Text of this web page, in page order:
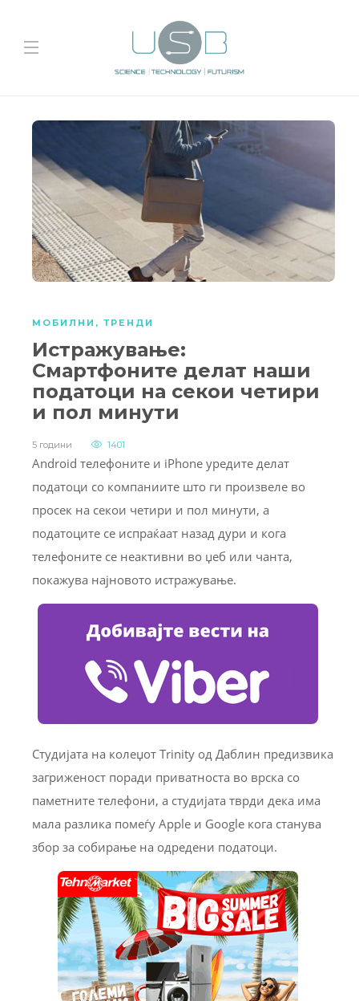
МОБИЛНИ , ТРЕНДИ
Истражување:
Смартфоните делат наши
податоци на секои четири
и пол минути
5 години 1401
Android телефоните и iPhone уредите делат
податоци со компаниите што ги произвеле во
просек на секои четири и пол минути, а
податоците се испраќаат назад дури и кога
телефоните се неактивни во џеб или чанта,
покажува најновото истражување.
Студијата на колеџот Trinity од Даблин предизвика
загриженост поради приватноста во врска со
паметните телефони, а студијата тврди дека има
мала разлика помеѓу Apple и Google кога станува
збор за собирање на одредени податоци.